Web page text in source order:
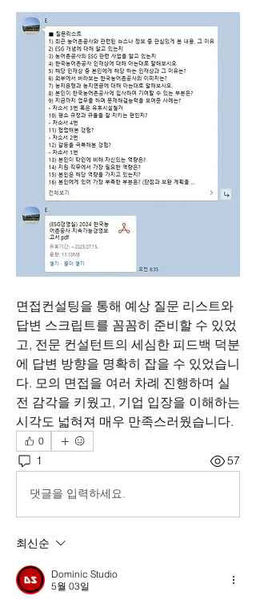
면접컨설팅을 통해 예상 질문 리스트와
답변 스크립트를 꼼꼼히 준비할 수 있었
고, 전문 컨설턴트의 세심한 피드백 덕분
에 답변 방향을 명확히 잡을 수 있었습니
다. 모의 면접을 여러 차례 진행하며 실
전 감각을 키웠고, 기업 입장을 이해하는
시각도 넓혀져 매우 만족스러웠습니다.
0
1 57
댓글을 입력하세요.
최신순
Dominic Studio
5월 03일